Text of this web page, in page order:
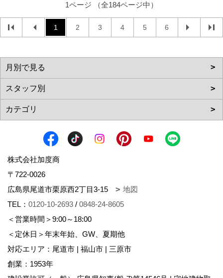
1ページ （全184ページ中）
1 2 3 4 5 6
株式会社加度商
〒722-0026
広島県尾道市栗原西2丁目3-15
地図
TEL： 0120-10-2693 / 0848-24-8605
＜営業時間＞9:00～18:00
＜定休日＞年末年始、GW、夏期他
対応エリア：尾道市 | 福山市 | 三原市
創業：1953年